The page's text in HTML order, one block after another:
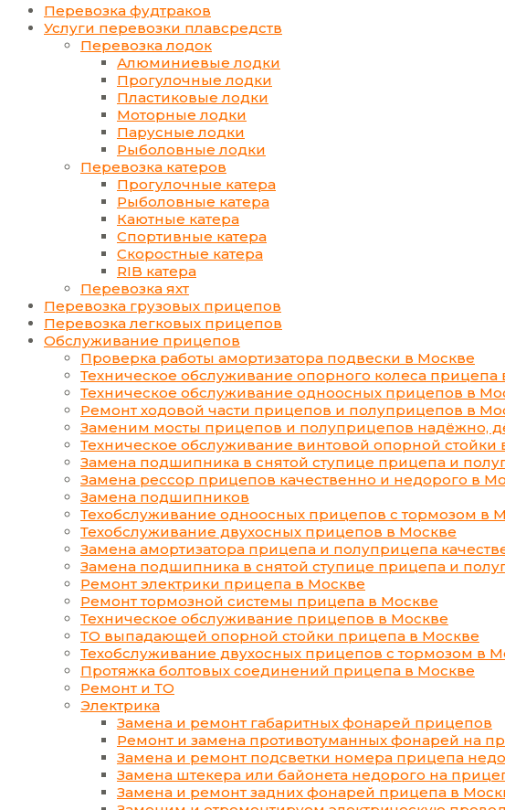
Перевозка фудтраков
Услуги перевозки плавсредств
Перевозка лодок
Алюминиевые лодки
Прогулочные лодки
Пластиковые лодки
Моторные лодки
Парусные лодки
Рыболовные лодки
Перевозка катеров
Прогулочные катера
Рыболовные катера
Каютные катера
Спортивные катера
Скоростные катера
RIB катера
Перевозка яхт
Перевозка грузовых прицепов
Перевозка легковых прицепов
Обслуживание прицепов
Проверка работы амортизатора подвески в Москве
Техническое обслуживание опорного колеса прицепа
Техническое обслуживание одноосных прицепов в
Ремонт ходовой части прицепов и полуприцепов в
Заменим мосты прицепов и полуприцепов надёжно,
Техническое обслуживание винтовой опорной стойки
Замена подшипника в снятой ступице прицепа и
Замена рессор прицепов качественно и недорого в
Замена подшипников
Техобслуживание одноосных прицепов с тормозом в
Техобслуживание двухосных прицепов в Москве
Замена амортизатора прицепа и полуприцепа
Замена подшипника в снятой ступице прицепа и
Ремонт электрики прицепа в Москве
Ремонт тормозной системы прицепа в Москве
Техническое обслуживание прицепов в Москве
ТО выпадающей опорной стойки прицепа в Москве
Техобслуживание двухосных прицепов с тормозом в
Протяжка болтовых соединений прицепа в Москве
Ремонт и ТО
Электрика
Замена и ремонт габаритных фонарей прицепов
Ремонт и замена противотуманных фонарей на
Замена и ремонт подсветки номера прицепа
Замена штекера или байонета недорого на
Замена и ремонт задних фонарей прицепа в